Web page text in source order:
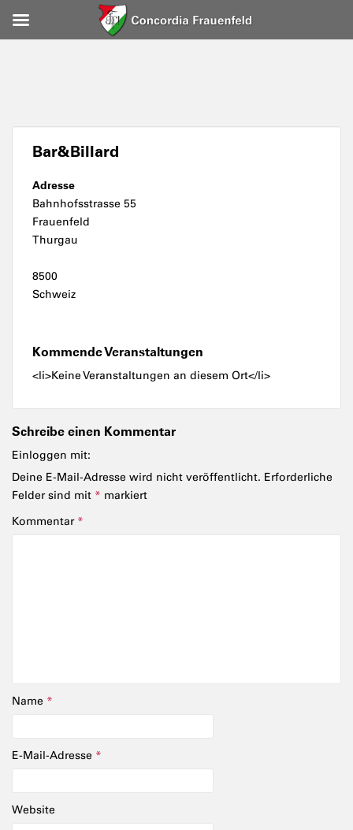
Bar&Billard
Adresse
Bahnhofsstrasse 55
Frauenfeld
Thurgau
8500
Schweiz
Kommende Veranstaltungen
<li>Keine Veranstaltungen an diesem Ort</li>
Schreibe einen Kommentar
Einloggen mit:
Deine E-Mail-Adresse wird nicht veröffentlicht. Erforderliche
Felder sind mit * markiert
Kommentar *
Name *
E-Mail-Adresse *
Website